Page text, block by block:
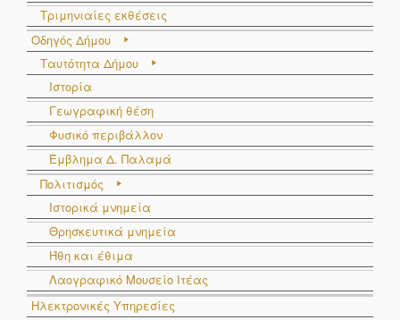
Τριμηνιαίες εκθέσεις
Οδηγός Δήμου
Ταυτότητα Δήμου
Ιστορία
Γεωγραφική θέση
Φυσικό περιβάλλον
Έμβλημα Δ. Παλαμά
Πολιτισμός
Ιστορικά μνημεία
Θρησκευτικά μνημεία
Ήθη και έθιμα
Λαογραφικό Μουσείο Ιτέας
Ηλεκτρονικές Υπηρεσίες